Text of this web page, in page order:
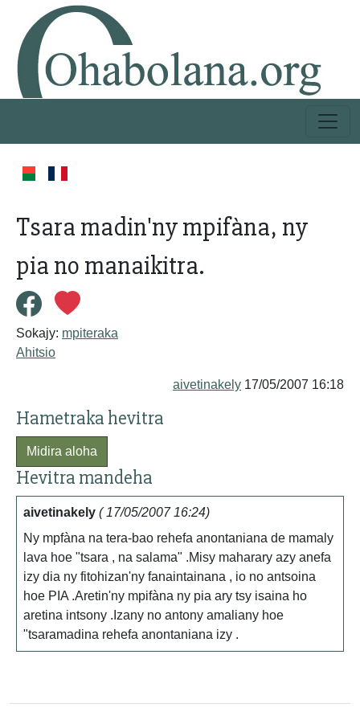
Tsara madin'ny mpifàna, ny
pia no manaikitra.
Sokajy: mpiteraka
Ahitsio
aivetinakely 17/05/2007 16:18
Hametraka hevitra
Midira aloha
Hevitra mandeha
aivetinakely ( 17/05/2007 16:24)
Ny mpfàna na tera-bao rehefa anontaniana de mamaly
lava hoe "tsara , na salama" .Misy maharary azy anefa
izy dia ny fitohizan'ny fanaintainana , io no antsoina
hoe PIA .Aretin'ny mpifàna ny pia ary tsy isaina ho
aretina intsony .Izany no antony amaliany hoe
"tsaramadina rehefa anontaniana izy .